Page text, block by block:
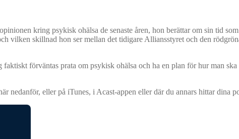
kring psykisk ohälsa de senaste åren, hon berättar om sin tid
vilken skillnad hon ser mellan det tidigare Alliansstyret och den
förväntas prata om psykisk ohälsa och ha en plan för hur man
nedanför, eller på iTunes, i Acast-appen eller där du annars hittar dina